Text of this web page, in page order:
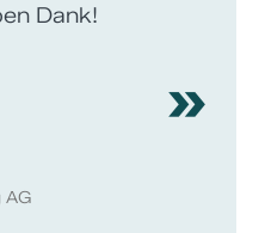
Dank!
»
AG